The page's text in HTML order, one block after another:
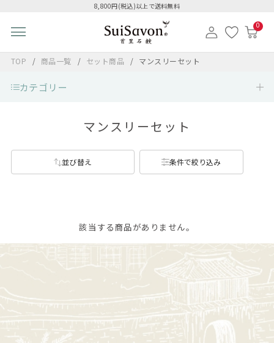
8,800円(税込)以上で送料無料
0
TOP 商品一覧 セット商品 マンスリーセット
カテゴリー
マンスリーセット
並び替え 条件で絞り込み
該当する商品がありません。